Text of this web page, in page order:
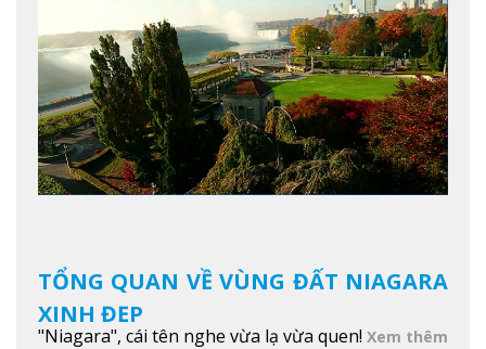
TỔNG QUAN VỀ VÙNG ĐẤT NIAGARA
XINH ĐẸP
"Niagara", cái tên nghe vừa lạ vừa quen! Xem thêm